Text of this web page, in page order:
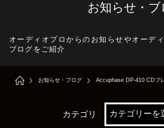
お知らせ・ブ
オーディオプロからのお知らせやオーデ
ブログをご紹介
お知らせ・ブログ Accuphase DP-410 CDプ
カテゴリ